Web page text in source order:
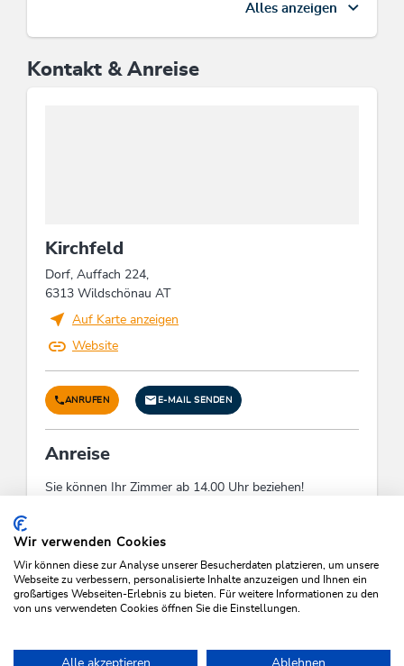
Gästekühlschrank, Nichtraucherhaus, Motorrad-
Parkplatz, Aufenthaltsraum, Haustiere nicht
Verpflegung
Frühstück
Vorauszahlung, Überweisung, Euro akzeptiert,
Barzahlung
Fremdsprachen
Englisch, Deutsch
Betten & Zimmer
Doppelzimmer: 4
Hompage
Alles anzeigen
Kontakt & Anreise
Kirchfeld
Dorf, Auffach 224,
6313 Wildschönau AT
Auf Karte anzeigen
Website
ANRUFEN E-MAIL SENDEN
Anreise
Sie können Ihr Zimmer ab 14.00 Uhr beziehen!
Check-Out:
08:00 - 10:00
Wir verwenden Cookies
Wir können diese zur Analyse unserer Besucherdaten platzieren, um unsere
Webseite zu verbessern, personalisierte Inhalte anzuzeigen und Ihnen ein
großartiges Webseiten-Erlebnis zu bieten. Für weitere Informationen zu den
von uns verwendeten Cookies öffnen Sie die Einstellungen.
Alle akzeptieren Ablehnen